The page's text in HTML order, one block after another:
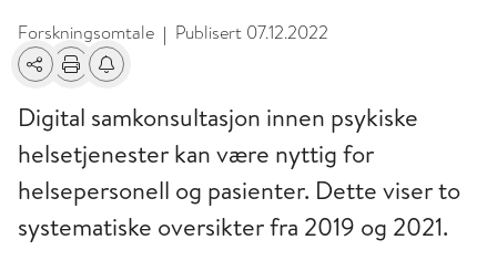
Forskningsomtale | Publisert 07.12.2022
Del Skriv utFå varsel om endringer
Digital samkonsultasjon innen psykiske
helsetjenester kan være nyttig for
helsepersonell og pasienter. Dette viser to
systematiske oversikter fra 2019 og 2021.